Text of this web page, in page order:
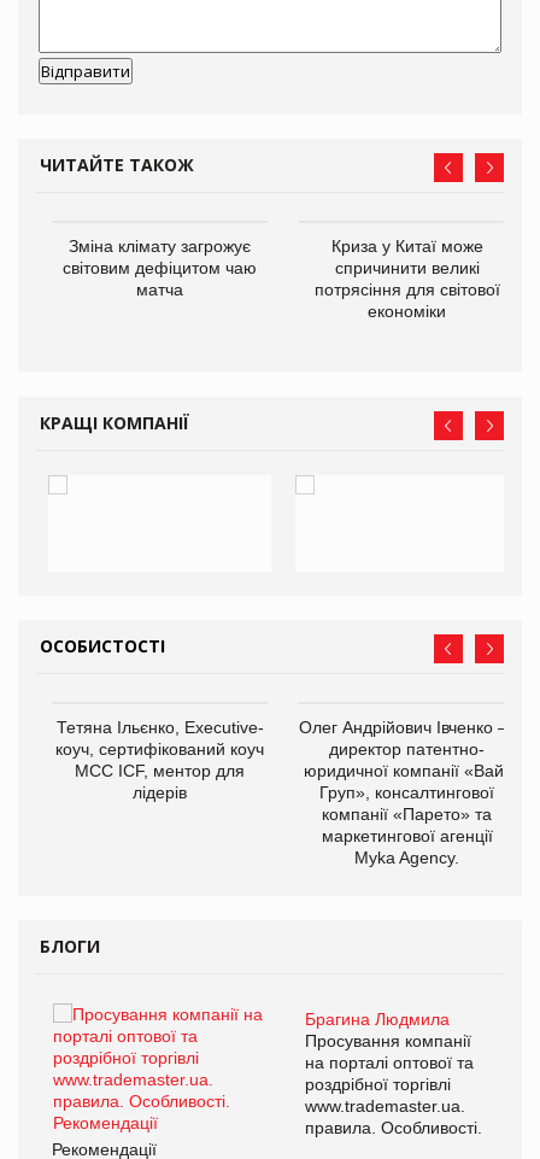
ЧИТАЙТЕ ТАКОЖ
Зміна клімату загрожує
світовим дефіцитом чаю
матча
Криза у Китаї може
спричинити великі
потрясіння для світової
економіки
КРАЩІ КОМПАНІЇ
ОСОБИСТОСТІ
Тетяна Ільєнко, Executive-
коуч, сертифікований коуч
МСС ICF, ментор для
лідерів
Олег Андрійович Івченко —
директор патентно-
юридичної компанії «Вайз
Груп», консалтингової
компанії «Парето» та
маркетингової агенції
Myka Agency.
БЛОГИ
Брагина Людмила
Просування компанії
на порталі оптової та
роздрібної торгівлі
www.trademaster.ua.
правила. Особливості.
Рекомендації